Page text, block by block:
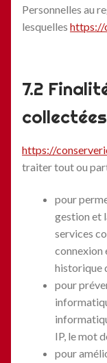
Personnelles au
lesquelles https://
7.2
collectées
https://
traiter tout ou
pour
gestion et
services
connexion
historique
pour
IP, le mot
pour